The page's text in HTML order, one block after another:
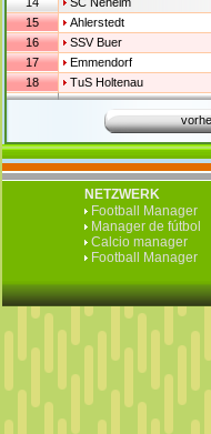
15
Ahlerstedt
16
SSV Buer
17
Emmendorf
18
TuS Holtenau
NETZWERK
Football Manager
Manager de fútbol
Calcio manager
Football Manager